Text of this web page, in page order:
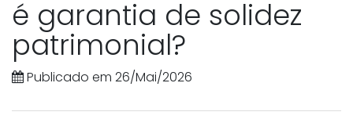
é garantia de solidez
patrimonial?
Publicado em 26/Mai/2026